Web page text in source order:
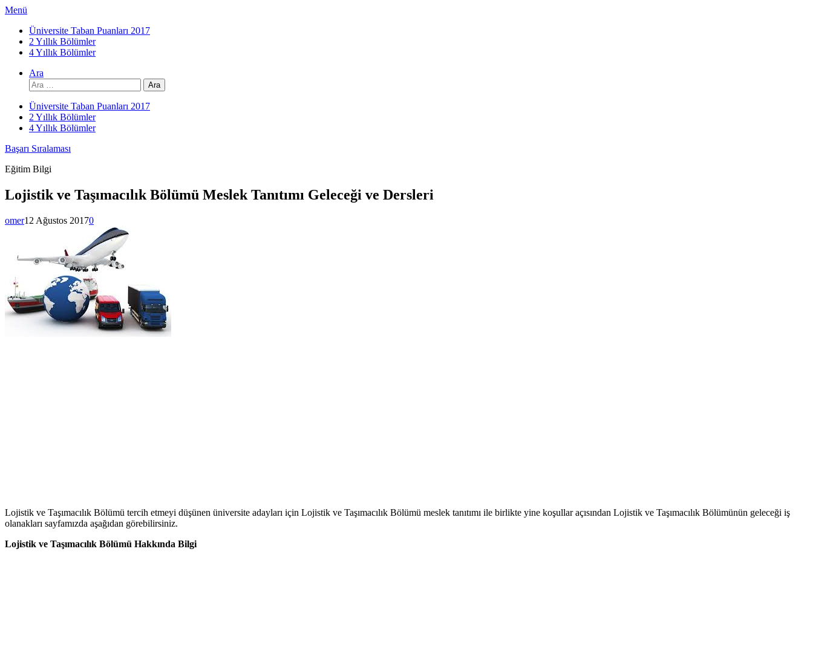
İçeriğe
Menü
Üniversite Taban Puanları 2017
2 Yıllık Bölümler
4 Yıllık Bölümler
Ara
Arama:
Üniversite Taban Puanları 2017
2 Yıllık Bölümler
4 Yıllık Bölümler
Başarı Sıralaması
Eğitim Bilgi
Lojistik ve Taşımacılık Bölümü Meslek Tanıtımı Geleceği ve Dersleri
omer12 Ağustos 20170
Lojistik ve Taşımacılık Bölümü tercih etmeyi düşünen üniversite adayları için Lojistik ve Taşımacılık Bölümü meslek tanıtımı ile birlikte yine koşullar açısından Lojistik ve Taşımacılık Bölümünün geleceği iş
olanakları sayfamızda aşağıdan görebilirsiniz.
Lojistik ve Taşımacılık Bölümü Hakkında Bilgi